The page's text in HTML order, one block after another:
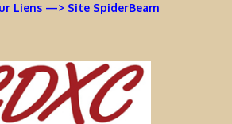
Liens —> Site SpiderBeam